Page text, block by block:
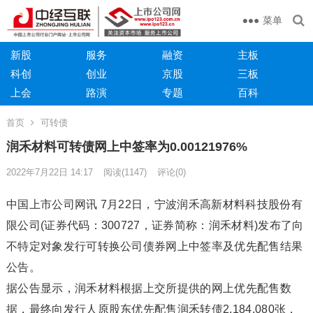
菜单
新股 服务 融资
主板
科创
创业 京股
三板
上会
路演 专题 百科
首页 可转债
润禾材料可转债网上中签率为0.00121976%
2022年7月22日 14:17 阅读(1147) 评论(0)
中国上市公司网讯 7月22日，宁波润禾高新材料科技股份有
限公司(证券代码：300727，证券简称：润禾材料)发布了向
不特定对象发行可转换公司债券网上中签率及优先配售结果
公告。
据公告显示，润禾材料根据上交所提供的网上优先配售数
据，最终向发行人原股东优先配售润禾转债2,184,080张，